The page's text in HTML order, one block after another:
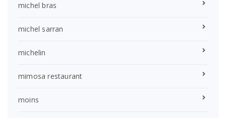
michel bras
michel sarran
michelin
mimosa restaurant
moins